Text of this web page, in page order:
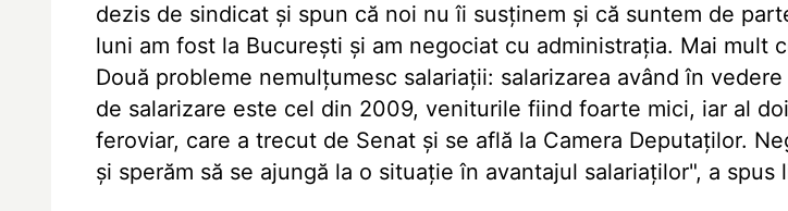
dezis de sindicat și spun că noi nu îi susținem și că suntem de
luni am fost la București și am negociat cu administrația. Mai mult
Două probleme nemulțumesc salariații: salarizarea având în
de salarizare este cel din 2009, veniturile fiind foarte mici, iar al
feroviar, care a trecut de Senat și se află la Camera Deputaților.
și sperăm să se ajungă la o situație în avantajul salariaților", a spus